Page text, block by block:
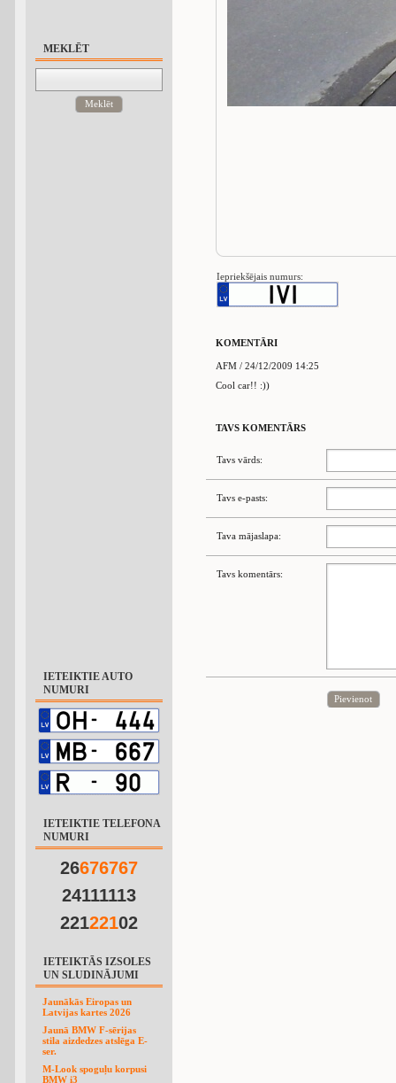
MEKLĒT
Meklēt
IETEIKTIE AUTO
NUMURI
IETEIKTIE TELEFONA
NUMURI
26676767
24111113
22122102
IETEIKTĀS IZSOLES
UN SLUDINĀJUMI
Jaunākās Eiropas un
Latvijas kartes 2026
Jaunā BMW F-sērijas
stila aizdedzes atslēga E-
ser.
M-Look spoguļu korpusi
BMW i3
Iepriekšējais numurs:
KOMENTĀRI
AFM / 24/12/2009 14:25
Cool car!! :))
TAVS KOMENTĀRS
Tavs vārds:
Tavs e-pasts:
Tava mājaslapa:
Tavs komentārs:
Pievienot